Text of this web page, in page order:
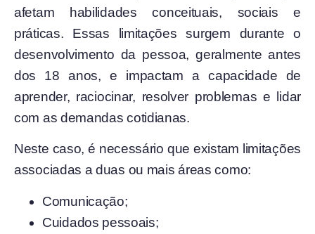
afetam habilidades conceituais, sociais e
práticas. Essas limitações surgem durante o
desenvolvimento da pessoa, geralmente antes
dos 18 anos, e impactam a capacidade de
aprender, raciocinar, resolver problemas e lidar
com as demandas cotidianas.
Neste caso, é necessário que existam limitações
associadas a duas ou mais áreas como:
Comunicação;
Cuidados pessoais;